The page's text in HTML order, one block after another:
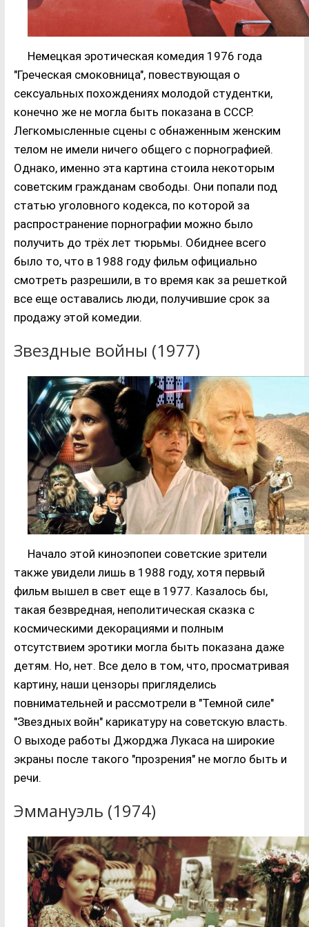
Немецкая эротическая комедия 1976 года
"Греческая смоковница", повествующая о
сексуальных похождениях молодой студентки,
конечно же не могла быть показана в СССР.
Легкомысленные сцены с обнаженным женским
телом не имели ничего общего с порнографией.
Однако, именно эта картина стоила некоторым
советским гражданам свободы. Они попали под
статью уголовного кодекса, по которой за
распространение порнографии можно было
получить до трёх лет тюрьмы. Обиднее всего
было то, что в 1988 году фильм официально
смотреть разрешили, в то время как за решеткой
все еще оставались люди, получившие срок за
продажу этой комедии.
Звездные войны (1977)
Начало этой киноэпопеи советские зрители
также увидели лишь в 1988 году, хотя первый
фильм вышел в свет еще в 1977. Казалось бы,
такая безвредная, неполитическая сказка с
космическими декорациями и полным
отсутствием эротики могла быть показана даже
детям. Но, нет. Все дело в том, что, просматривая
картину, наши цензоры пригляделись
повнимательней и рассмотрели в "Темной силе"
"Звездных войн" карикатуру на советскую власть.
О выходе работы Джорджа Лукаса на широкие
экраны после такого "прозрения" не могло быть и
речи.
Эммануэль (1974)